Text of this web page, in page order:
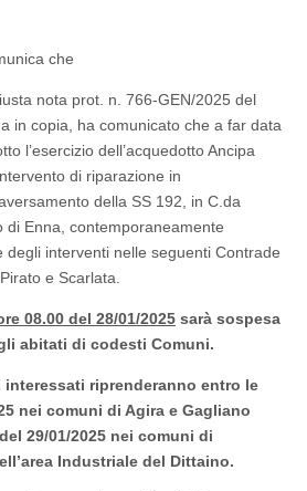
che
nota prot. n. 766-GEN/2025 del
in copia, ha comunicato che a far data
l’esercizio dell’acquedotto Ancipa
di riparazione in
della SS 192, in C.da
di Enna, contemporaneamente
degli interventi nelle seguenti Contrade
e Scarlata.
08.00 del 28/01/2025 sarà sospesa
abitati di codesti Comuni.
riprenderanno entro le
nei comuni di Agira e Gagliano
29/01/2025 nei comuni di
Industriale del Dittaino.